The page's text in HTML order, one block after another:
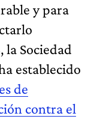
y para
la Sociedad
establecido
de
contra el